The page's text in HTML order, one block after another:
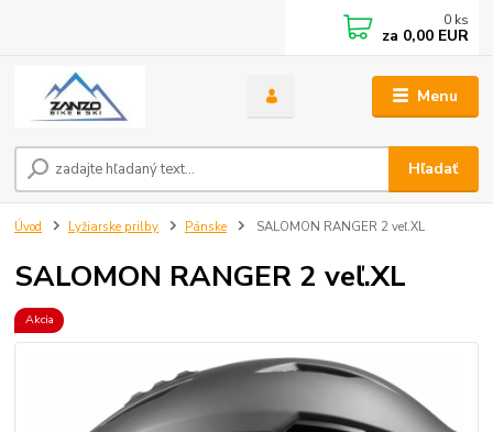
Menu
Hľadať
0 ks
za 0,00 EUR
Úvod Lyžiarske prilby Pánske SALOMON RANGER 2 veľ.XL
SALOMON RANGER 2 veľ.XL
Akcia